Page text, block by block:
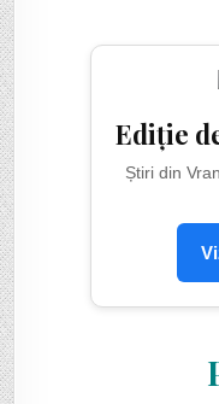
Ediție
Știri din